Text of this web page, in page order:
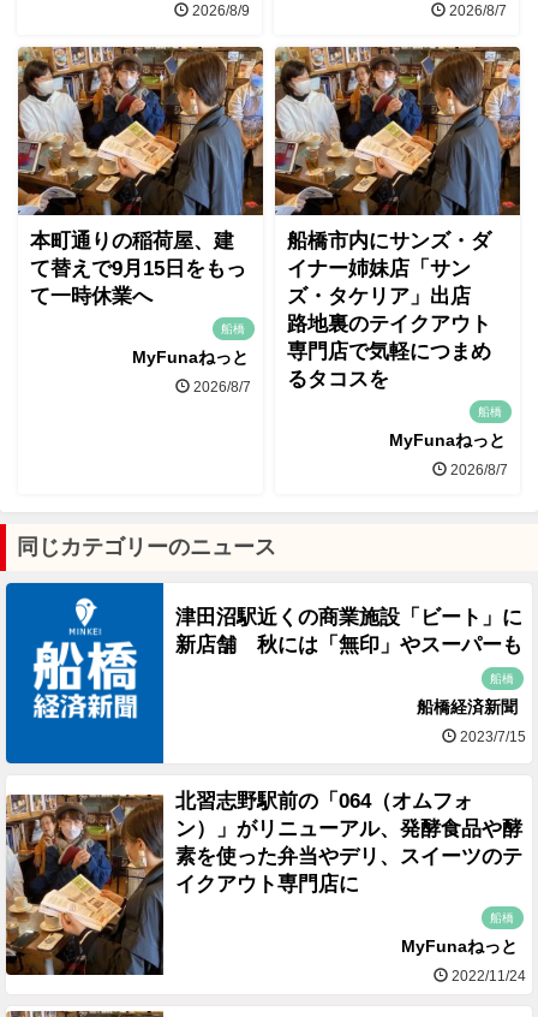
2026/8/9 2026/8/7
本町通りの稲荷屋、建
て替えで9月15日をもっ
て一時休業へ
船橋
MyFunaねっと
2026/8/7
船橋市内にサンズ・ダ
イナー姉妹店「サン
ズ・タケリア」出店
路地裏のテイクアウト
専門店で気軽につまめ
るタコスを
船橋
MyFunaねっと
2026/8/7
同じカテゴリーのニュース
津田沼駅近くの商業施設「ビート」に
新店舗 秋には「無印」やスーパーも
船橋
船橋経済新聞
2023/7/15
北習志野駅前の「064（オムフォ
ン）」がリニューアル、発酵食品や酵
素を使った弁当やデリ、スイーツのテ
イクアウト専門店に
船橋
MyFunaねっと
2022/11/24